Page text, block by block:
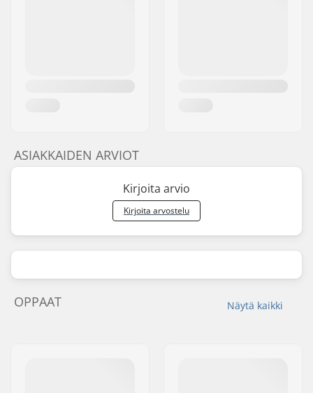
ASIAKKAIDEN ARVIOT
Kirjoita arvio
Kirjoita arvostelu
Näytä kaikki
OPPAAT